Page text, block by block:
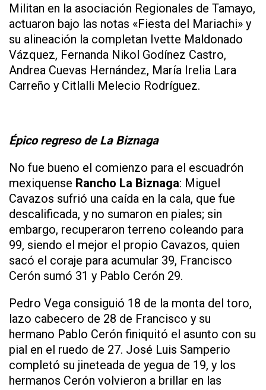
Militan en la asociación Regionales de Tamayo,
actuaron bajo las notas «Fiesta del Mariachi» y
su alineación la completan Ivette Maldonado
Vázquez, Fernanda Nikol Godínez Castro,
Andrea Cuevas Hernández, María Irelia Lara
Carreño y Citlalli Melecio Rodríguez.
Épico regreso de La Biznaga
No fue bueno el comienzo para el escuadrón
mexiquense Rancho La Biznaga: Miguel
Cavazos sufrió una caída en la cala, que fue
descalificada, y no sumaron en piales; sin
embargo, recuperaron terreno coleando para
99, siendo el mejor el propio Cavazos, quien
sacó el coraje para acumular 39, Francisco
Cerón sumó 31 y Pablo Cerón 29.
Pedro Vega consiguió 18 de la monta del toro,
lazo cabecero de 28 de Francisco y su
hermano Pablo Cerón finiquitó el asunto con su
pial en el ruedo de 27. José Luis Samperio
completó su jineteada de yegua de 19, y los
hermanos Cerón volvieron a brillar en las